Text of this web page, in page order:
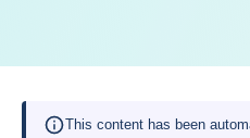
This content has been